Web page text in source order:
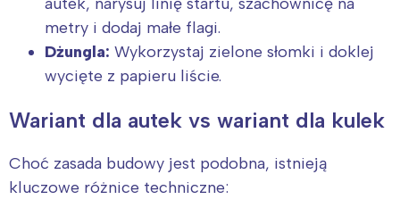
metry i dodaj małe flagi.
Dżungla: Wykorzystaj zielone słomki i doklej
wycięte z papieru liście.
Wariant dla autek vs wariant dla kulek
Choć zasada budowy jest podobna, istnieją
kluczowe różnice techniczne:
Warszawa
Łódź
Poznań
Śląsk
Północ